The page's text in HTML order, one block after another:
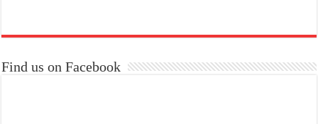
Find us on Facebook